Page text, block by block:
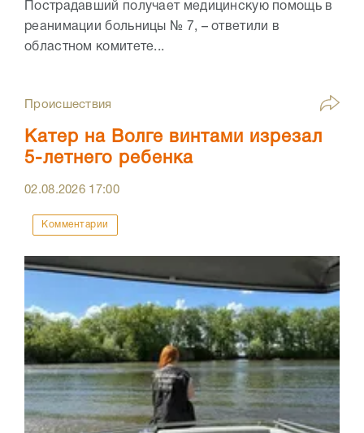
Пострадавший получает медицинскую помощь в
реанимации больницы № 7, – ответили в
областном комитете...
Происшествия
Катер на Волге винтами изрезал
5-летнего ребенка
02.08.2026 17:00
Комментарии